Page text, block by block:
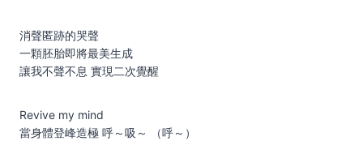
消聲匿跡的哭聲
一顆胚胎即將最美生成
讓我不聲不息 實現二次覺醒
Revive my mind
當身體登峰造極 呼～吸～ （呼～）